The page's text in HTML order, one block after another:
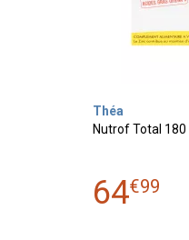
Théa
Nutrof Total 180
64€99